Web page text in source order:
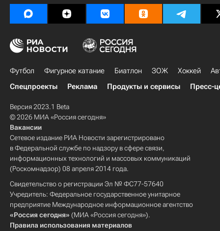
Футбол Фигурное катание Биатлон ЗОЖ Хоккей
Спецпроекты
Реклама Продукты и сервисы Пресс-
Версия 2023.1 Beta
© 2026 МИА «Россия сегодня»
Вакансии
Сетевое издание РИА Новости зарегистрировано
в Федеральной службе по надзору в сфере связи,
информационных технологий и массовых коммуникаций
(Роскомнадзор) 08 апреля 2014 года.
Свидетельство о регистрации Эл № ФС77-57640
Учредитель: Федеральное государственное унитарное
предприятие Международное информационное агентство
«Россия сегодня» (МИА «Россия сегодня»).
Правила использования материалов